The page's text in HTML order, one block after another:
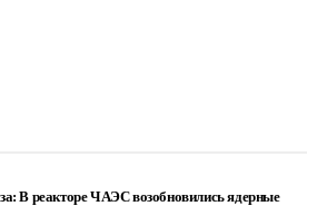
В реакторе ЧАЭС возобновились ядерные